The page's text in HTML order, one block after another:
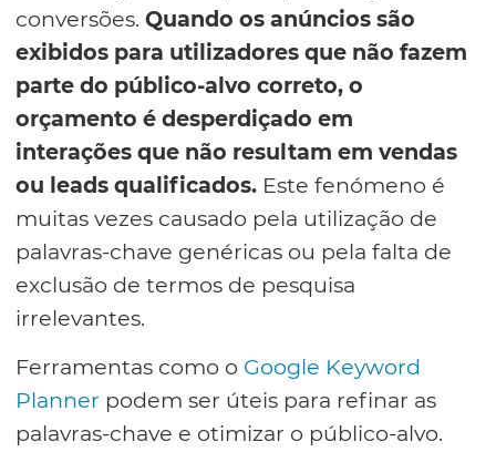
conversões. Quando os anúncios são
exibidos para utilizadores que não fazem
parte do público-alvo correto, o
orçamento é desperdiçado em
interações que não resultam em vendas
ou leads qualificados. Este fenómeno é
muitas vezes causado pela utilização de
palavras-chave genéricas ou pela falta de
exclusão de termos de pesquisa
irrelevantes.
Ferramentas como o Google Keyword
Planner podem ser úteis para refinar as
palavras-chave e otimizar o público-alvo.